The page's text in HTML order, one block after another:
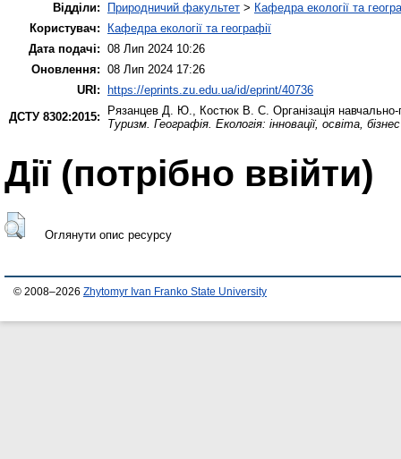
Відділи:
Природничий факультет > Кафедра екології та
Користувач:
Кафедра екології та географії
Дата подачі: 08 Лип 2024 10:26
Оновлення: 08 Лип 2024 17:26
URI:
https://eprints.zu.edu.ua/id/eprint/40736
ДСТУ 8302:2015:
Рязанцев Д. Ю., Костюк В. С. Організація
Туризм. Географія. Екологія: інновації, освіта, бізнес
Дії ​​(потрібно ввійти)
Оглянути опис ресурсу
© 2008–2026 Zhytomyr Ivan Franko State University